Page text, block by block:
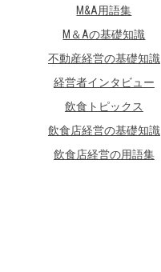
M&A用語集
M＆Aの基礎知識
不動産経営の基礎知識
経営者インタビュー
飲食トピックス
飲食店経営の基礎知識
飲食店経営の用語集